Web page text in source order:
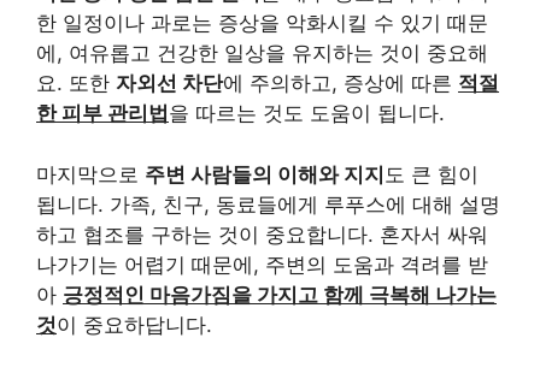
한 일정이나 과로는 증상을 악화시킬 수 있기 때문
에, 여유롭고 건강한 일상을 유지하는 것이 중요해
요. 또한 자외선 차단에 주의하고, 증상에 따른 적절
한 피부 관리법 을 따르는 것도 도움이 됩니다.
마지막으로 주변 사람들의 이해와 지지 도 큰 힘이
됩니다. 가족, 친구, 동료들에게 루푸스에 대해 설명
하고 협조를 구하는 것이 중요합니다. 혼자서 싸워
나가기는 어렵기 때문에, 주변의 도움과 격려를 받
아 긍정적인 마음가짐을 가지고 함께 극복해 나가는
것이 중요하답니다.